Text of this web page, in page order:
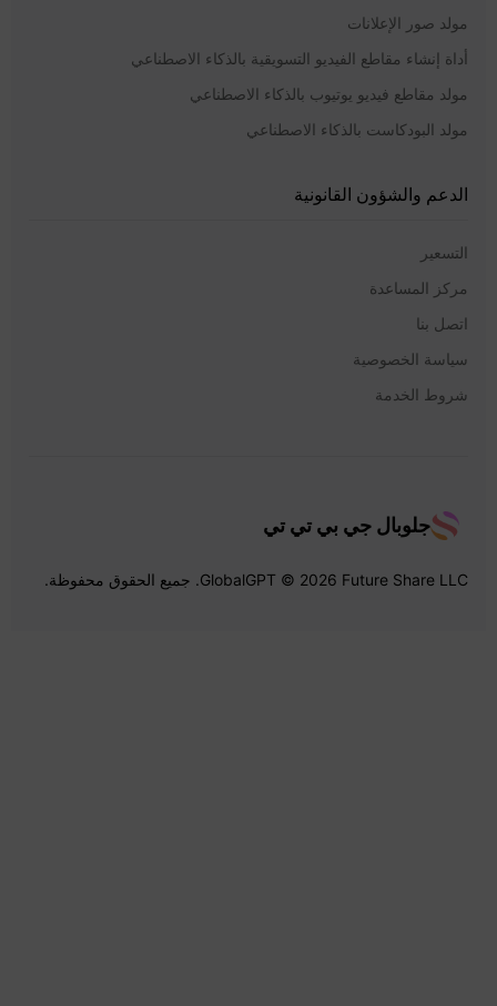
مولد صور الإعلانات
أداة إنشاء مقاطع الفيديو التسويقية بالذكاء الاصطناعي
مولد مقاطع فيديو يوتيوب بالذكاء الاصطناعي
مولد البودكاست بالذكاء الاصطناعي
الدعم والشؤون القانونية
التسعير
مركز المساعدة
اتصل بنا
سياسة الخصوصية
شروط الخدمة
جلوبال جي بي تي تي
GlobalGPT © 2026 Future Share LLC. جميع الحقوق محفوظة.